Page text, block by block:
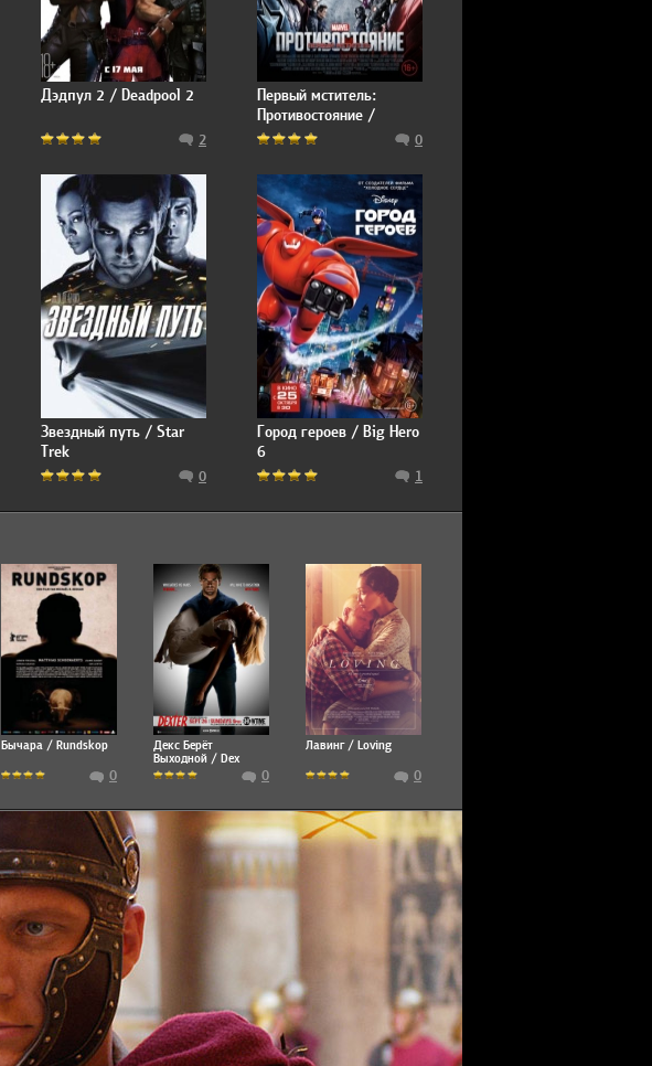
Дэдпул 2 / Deadpool 2
2
Первый мститель:
Противостояние /
Captain America: Civil
0
Звездный путь / Star
Trek
0
Город героев / Big Hero
6
1
Бычара / Rundskop
0
Декс Берёт
Выходной / Dex
Takes a Holiday
0
Лавинг / Loving
0